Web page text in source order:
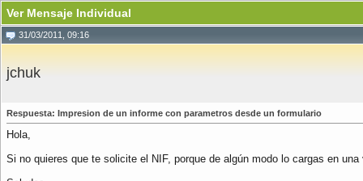
Ver Mensaje Individual
31/03/2011, 09:16
jchuk
Respuesta: Impresion de un informe con parametros desde un formulario
Hola,
Si no quieres que te solicite el NIF, porque de algún modo lo cargas en